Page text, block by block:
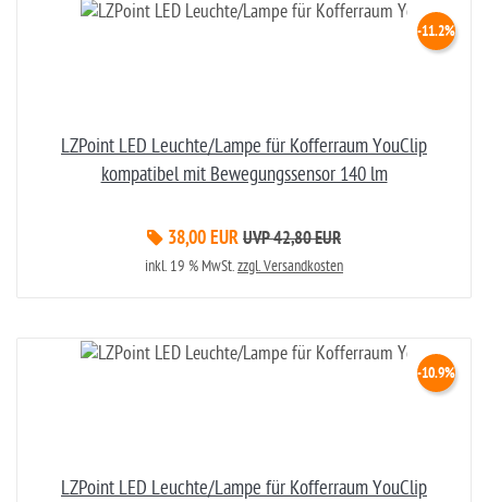
LZPoint LED Leuchte/Lampe für Kofferraum YouClip
kompatibel mit Bewegungssensor 140 lm
38,00 EUR
-11.2%
UVP 42,80 EUR
inkl. 19 % MwSt.zzgl. Versandkosten
LZPoint LED Leuchte/Lampe für Kofferraum YouClip
-10.9%